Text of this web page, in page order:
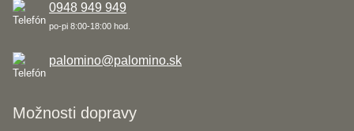
0948 949 949
po-pi 8:00-18:00 hod.
palomino@palomino.sk
Možnosti dopravy